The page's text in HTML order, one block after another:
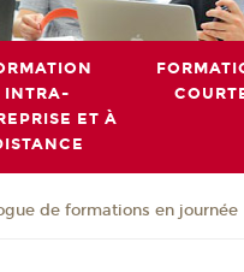
INTRA-
ET À
de formations en journée